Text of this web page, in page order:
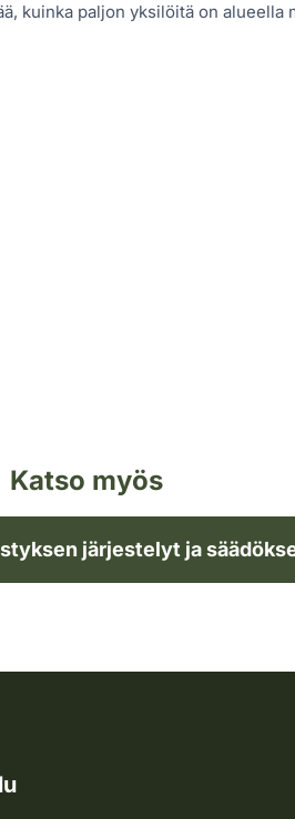
kuinka paljon yksilöitä on alueella
Katso myös
järjestelyt ja